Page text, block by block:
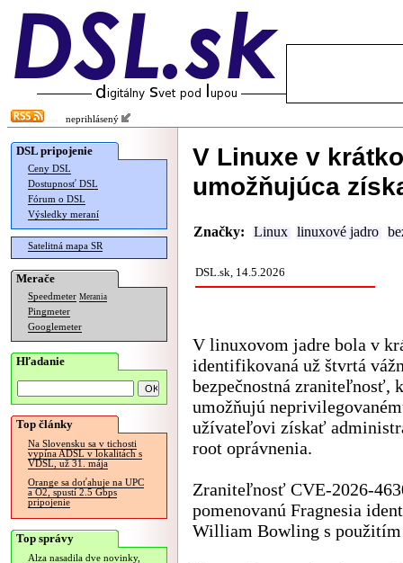
neprihlásený
DSL pripojenie
Ceny DSL
Dostupnosť DSL
Fórum o DSL
Výsledky meraní
Satelitná mapa SR
Merače
Speedmeter Merania
Pingmeter
Googlemeter
Hľadanie
Top články
Na Slovensku sa v tichosti
vypína ADSL v lokalitách s
VDSL, už 31. mája
Orange sa doťahuje na UPC
a O2, spustí 2.5 Gbps
pripojenie
Top správy
Alza nasadila dve novinky,
V Linuxe v
umožňujúca
Značky: Linux linuxové jadro
DSL.sk, 14.5.2026
V linuxovom jadre bola v
identifikovaná už štvrtá
bezpečnostná zraniteľnosť,
umožňujú
užívateľovi získať
root oprávnenia.
Zraniteľnosť CVE-2026-
pomenovanú Fragnesia
William Bowling s